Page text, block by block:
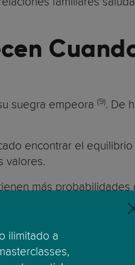
suegra empeora (9). De
encontrar el
valores.
más probabilidades
pasan menos tiempo
pero esto no sucede
(12). Esto significa
ilimitado a